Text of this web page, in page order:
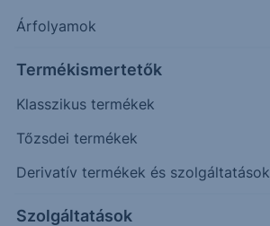
Árfolyamok
Termékismertetők
Klasszikus termékek
Tőzsdei termékek
Derivatív termékek és szolgáltatások
Szolgáltatások
361.00
362.00